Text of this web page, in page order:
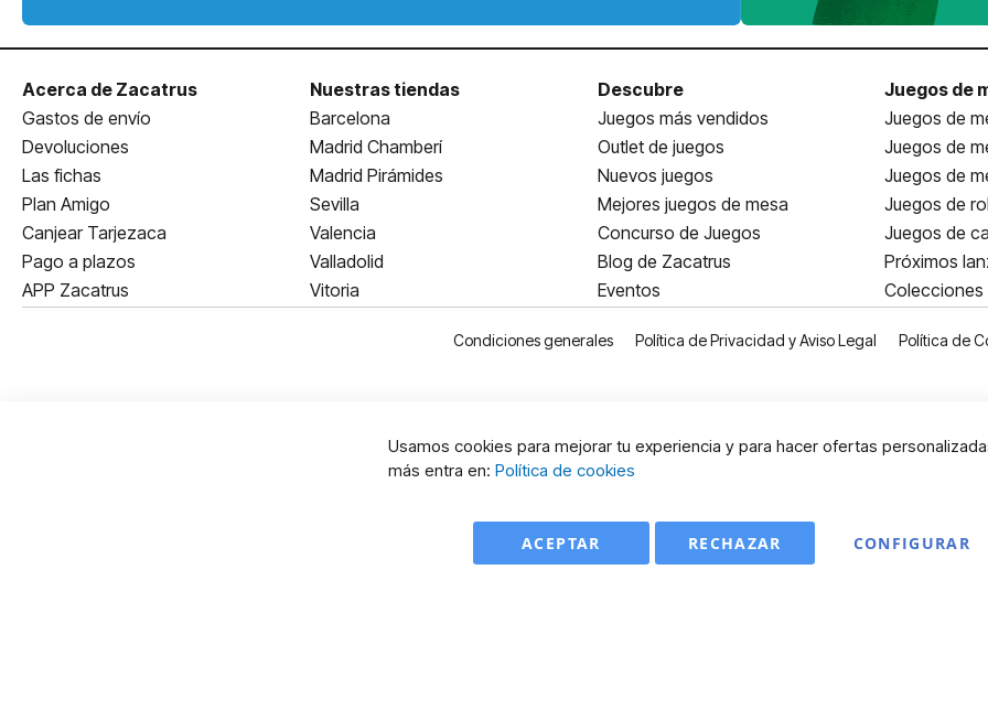
Acerca de Zacatrus
Gastos de envío
Devoluciones
Las fichas
Plan Amigo
Canjear Tarjezaca
Pago a plazos
APP Zacatrus
Nuestras tiendas
Barcelona
Madrid Chamberí
Madrid Pirámides
Sevilla
Valencia
Valladolid
Vitoria
Descubre
Juegos más vendidos
Outlet de juegos
Nuevos juegos
Mejores juegos de mesa
Concurso de Juegos
Blog de Zacatrus
Eventos
Juegos de
Juegos de
Juegos de
Juegos de
Juegos de rol
Juegos de
Próximos
Colecciones
Condiciones generales Política de Privacidad y Aviso Legal Política de
Usamos cookies para mejorar tu experiencia y para hacer ofertas
más entra en: Política de cookies
ACEPTAR CONFIGURAR
RECHAZAR